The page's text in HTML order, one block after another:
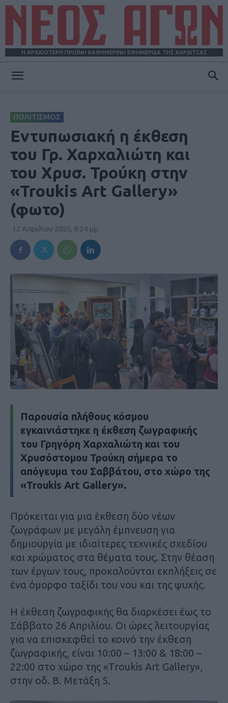
Η ΑΡΧΑΙΟΤΕΡΗ ΠΡΩΪΝΗ ΚΑΘΗΜΕΡΙΝΗ ΕΦΗΜΕΡΙΔΑ ΤΗΣ ΚΑΡΔΙΤΣΑΣ
ΠΟΛΙΤΙΣΜΟΣ
Εντυπωσιακή η έκθεση
του Γρ. Χαρχαλιώτη και
του Χρυσ. Τρούκη στην
«Troukis Art Gallery»
(φωτο)
12 Απριλίου 2025, 9:24 μμ
Παρουσία πλήθους κόσμου
εγκαινιάστηκε η έκθεση ζωγραφικής
του Γρηγόρη Χαρχαλιώτη και του
Χρυσόστομου Τρούκη σήμερα το
απόγευμα του Σαββάτου, στο χώρο της
«Troukis Art Gallery».
Πρόκειται για μια έκθεση δύο νέων
ζωγράφων με μεγάλη έμπνευση για
δημιουργία με ιδιαίτερες τεχνικές σχεδίου
και χρώματος στα θέματα τους. Στην θέαση
των έργων τους, προκαλούνται εκπλήξεις σε
ένα όμορφο ταξίδι του νου και της ψυχής.
Η έκθεση ζωγραφικής θα διαρκέσει έως το
Σάββατο 26 Απριλίου. Οι ώρες λειτουργίας
για να επισκεφθεί το κοινό την έκθεση
ζωγραφικής, είναι 10:00 – 13:00 & 18:00 –
22:00 στο χώρο της «Troukis Art Gallery»,
στην οδ. Β. Μετάξη 5.